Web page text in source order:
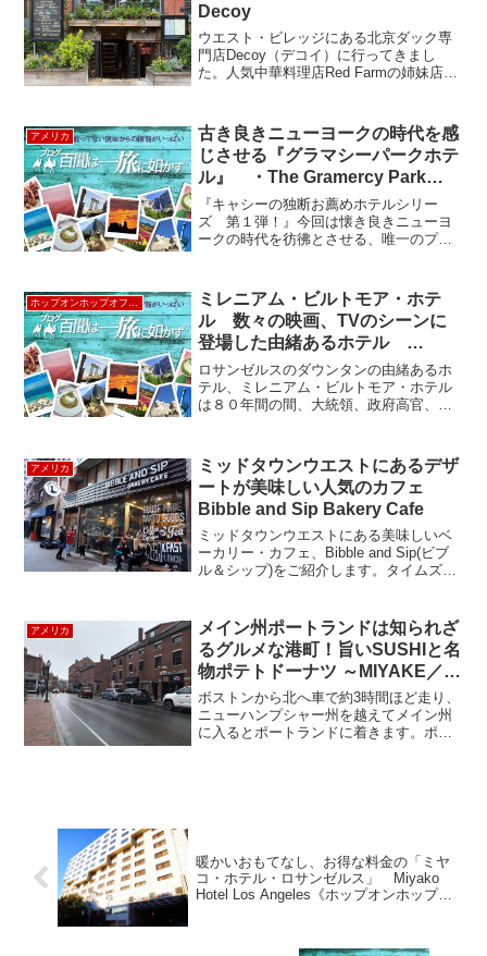
Decoy
ウエスト・ビレッジにある北京ダック専
門店Decoy（デコイ）に行ってきまし
た。人気中華料理店Red Farmの姉妹店
じめとするメディアのNYの北京ダックの
ラン...
アメリカ
古き良きニューヨークの時代を感
じさせる『グラマシーパークホテ
ル』 ・The Gramercy Park
Hotel
『キャシーの独断お薦めホテルシリー
ズ 第１弾！』今回は懐き良きニューヨ
ークの時代を彷彿とさせる、唯一のプラ
Hotel" のご紹介です。一足ロビーに足を
入...
ミレニアム・ビルトモア・ホテ
ル 数々の映画、TVのシーンに
登場した由緒あるホテル
Millennium Biltmore Hotel《ホッ
プオンホップオフ観光バス＝40番
停留所》
ロサンゼルスのダウンタンの由緒あるホ
テル、ミレニアム・ビルトモア・ホテル
は８０年間の間、大統領、政府高官、要
ので、車寄せには常時６～７人のぺルマ
ンが居て、テキパキと対応...
アメリカ
ミッドタウンウエストにあるデザ
ートが美味しい人気のカフェ
Bibble and Sip Bakery Cafe
ミッドタウンウエストにある美味しいベ
ーカリー・カフェ、Bibble and Sip(ビブ
ル＆シップ)をご紹介します。タイムズス
菓子は全て自家製で、デザートが人気な
小さな...
アメリカ
メイン州ポートランドは知られざ
るグルメな港町！旨いSUSHIと名
物ポテトドーナツ ～MIYAKE／
THE HOLY DONUTS～
ボストンから北へ車で約3時間ほど走り、
ニューハンプシャー州を越えてメイン州
に入るとポートランドに着きます。ポー
暖かいおもてなし、お得な料金の「ミヤ
コ・ホテル・ロサンゼルス」 Miyako
Hotel Los Angeles《ホップオンホップオ